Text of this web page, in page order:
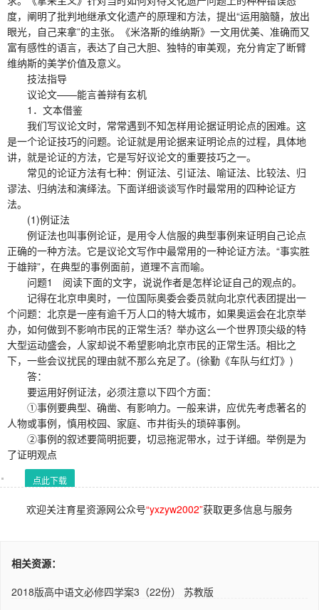
度，阐明了批判地继承文化遗产的原理和方法，提出“运用脑髓，放出
眼光，自己来拿”的主张。《米洛斯的维纳斯》一文用优美、准确而又
富有感性的语言，表达了自己大胆、独特的审美观，充分肯定了断臂
维纳斯的美学价值及意义。
技法指导
议论文——能言善辩有玄机
1．文本借鉴
我们写议论文时，常常遇到不知怎样用论据证明论点的困难。这
是一个论证技巧的问题。论证就是用论据来证明论点的过程，具体地
讲，就是论证的方法，它是写好议论文的重要技巧之一。
常见的论证方法有七种：例证法、引证法、喻证法、比较法、归
谬法、归纳法和演绎法。下面详细谈谈写作时最常用的四种论证方
法。
(1)例证法
例证法也叫事例论证，是用令人信服的典型事例来证明自己论点
正确的一种方法。它是议论文写作中最常用的一种论证方法。“事实胜
于雄辩”，在典型的事例面前，道理不言而喻。
问题1 阅读下面的文字，说说作者是怎样论证自己的观点的。
记得在北京申奥时，一位国际奥委会委员就向北京代表团提出一
个问题：北京是一座有逾千万人口的特大城市，如果奥运会在北京举
办，如何做到不影响市民的正常生活？举办这么一个世界顶尖级的特
大型运动盛会，人家却说不希望影响北京市民的正常生活。相比之
下，一些会议扰民的理由就不那么充足了。(徐勤《车队与红灯》)
答：
要运用好例证法，必须注意以下四个方面：
①事例要典型、确凿、有影响力。一般来讲，应优先考虑著名的
人物或事例，慎用校园、家庭、市井街头的琐碎事例。
②事例的叙述要简明扼要，切忌拖泥带水，过于详细。举例是为
了证明观点
点此下载
欢迎关注育星资源网公众号“yxzyw2002”获取更多信息与服务
相关资源：
2018版高中语文必修四学案3（22份） 苏教版